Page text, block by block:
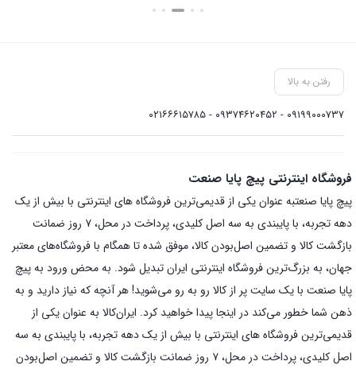
بستن
رفتن به بالا
۰۹۱۹۹۰۰۰۷۳۷ - ۰۹۳۷۴۶۲۰۴۵۲ - ۰۲۱۶۶۶۱۵۷۸۵
فروشگاه اینترنتی پیچ پایا صنعت
پیچ پایا صنعتبه عنوان یکی از قدیمی‌ترین فروشگاه های اینترنتی با بیش از یک
دهه تجربه، با پایبندی به سه اصل کلیدی، پرداخت در محل، ۷ روز ضمانت
بازگشت کالا و تضمین اصل‌بودن کالا، موفق شده تا همگام با فروشگاه‌های معتبر
جهان، به بزرگ‌ترین فروشگاه اینترنتی ایران تبدیل شود. به محض ورود به پیچ
پایا صنعت با یک سایت پر از کالا رو به رو می‌شوید! هر آنچه که نیاز دارید و به
ذهن شما خطور می‌کند در اینجا پیدا خواهید کرد. ایران‌کالا به عنوان یکی از
قدیمی‌ترین فروشگاه های اینترنتی با بیش از یک دهه تجربه، با پایبندی به سه
اصل کلیدی، پرداخت در محل، ۷ روز ضمانت بازگشت کالا و تضمین اصل‌بودن